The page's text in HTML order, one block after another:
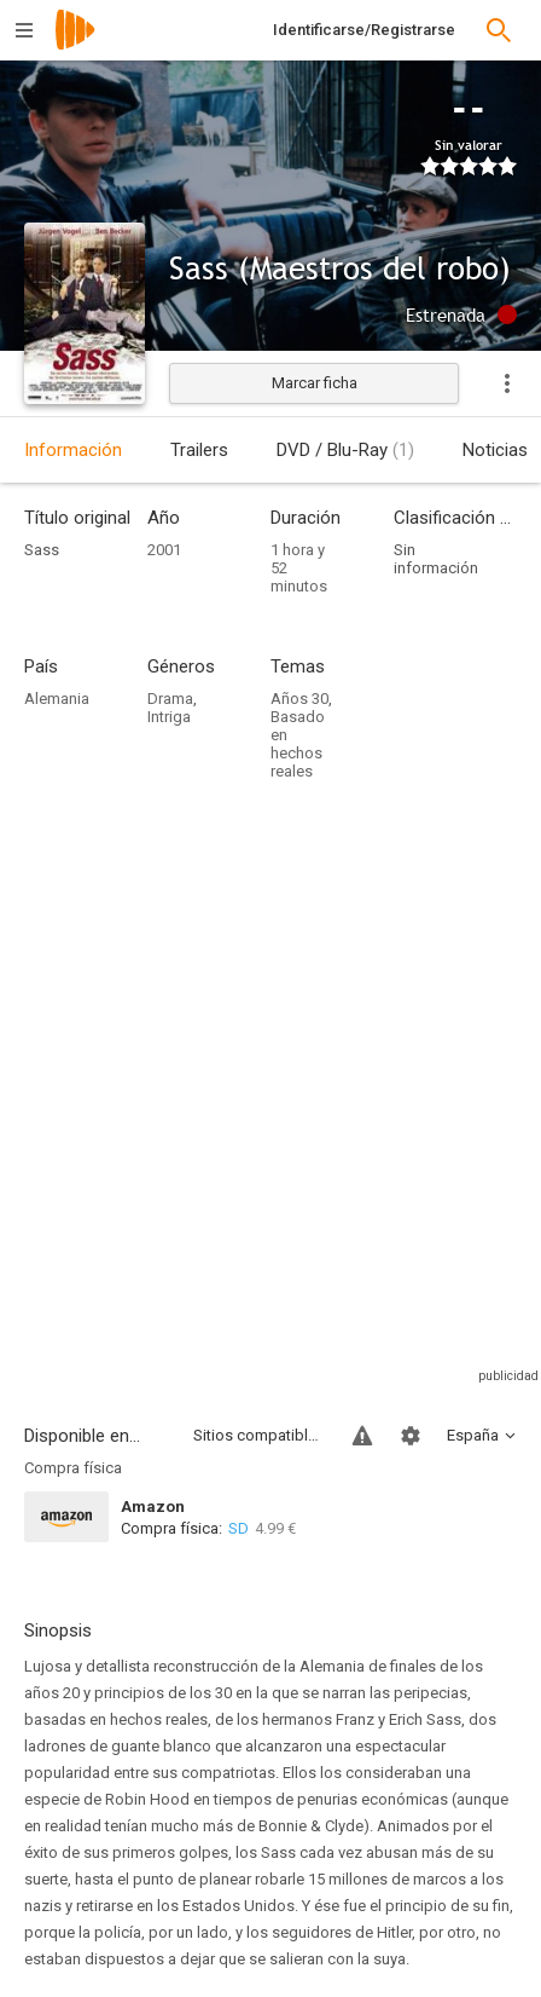
Identificarse/Registrarse
--
Sin valorar
Sass (Maestros del robo)
Estrenada
Marcar ficha
Información Trailers DVD / Blu-Ray (1) Noticias
Título original
Sass
Año
2001
Duración
1 hora y
52
minutos
Clasificación por edades
Sin
información
País
Alemania
Géneros
Drama,
Intriga
Temas
Años 30,
Basado
en
hechos
reales
Disponible en... España
Sitios compatibles
Compra física
Amazon
Compra física: SD 4.99 €
Sinopsis
Lujosa y detallista reconstrucción de la Alemania de finales de los
años 20 y principios de los 30 en la que se narran las peripecias,
basadas en hechos reales, de los hermanos Franz y Erich Sass, dos
ladrones de guante blanco que alcanzaron una espectacular
popularidad entre sus compatriotas. Ellos los consideraban una
especie de Robin Hood en tiempos de penurias económicas (aunque
en realidad tenían mucho más de Bonnie & Clyde). Animados por el
éxito de sus primeros golpes, los Sass cada vez abusan más de su
suerte, hasta el punto de planear robarle 15 millones de marcos a los
nazis y retirarse en los Estados Unidos. Y ése fue el principio de su fin,
porque la policía, por un lado, y los seguidores de Hitler, por otro, no
estaban dispuestos a dejar que se salieran con la suya.